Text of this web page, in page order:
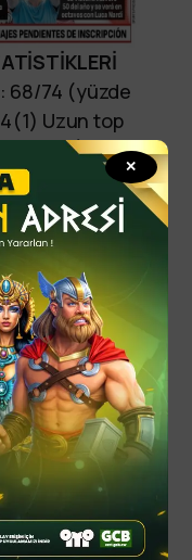
✕
68/74 (yüzde
Uzun top
2 İsabetli
şut: 1 Direkten
yazituraoyna